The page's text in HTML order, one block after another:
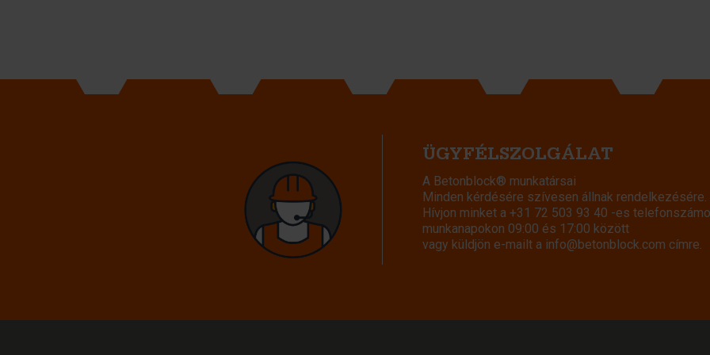
ÜGYFÉLSZOLGÁLAT
A Betonblock® munkatársai
Minden kérdésére szívesen állnak rendelkezésére.
Hívjon minket a +31 72 503 93 40 -es
munkanapokon 09:00 és 17:00 között
vagy küldjön e-mailt a info@betonblock.com címre.